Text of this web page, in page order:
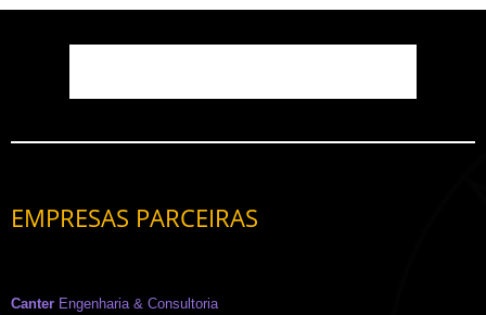
EMPRESAS PARCEIRAS
Canter Engenharia & Consultoria